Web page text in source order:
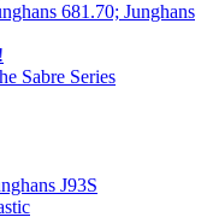
681.70; Junghans
Sabre Series
J93S